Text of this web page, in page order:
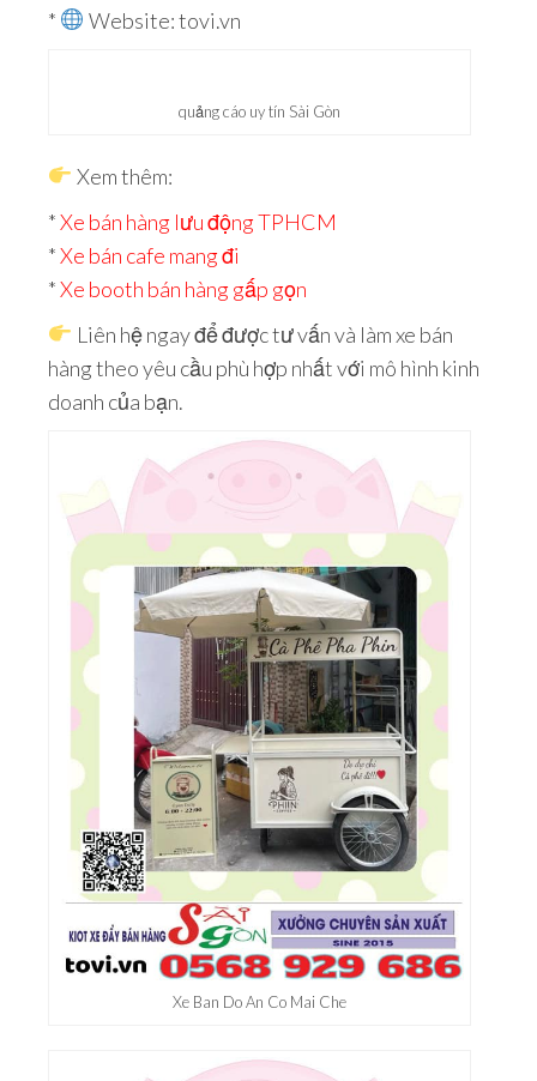
*
Website: tovi.vn
quảng cáo uy tín Sài Gòn
Xem thêm:
Xe bán hàng lưu động TPHCM
Xe bán cafe mang đi
Xe booth bán hàng gấp gọn
Liên hệ ngay để được tư vấn và làm xe bán
hàng theo yêu cầu phù hợp nhất với mô hình kinh
doanh của bạn.